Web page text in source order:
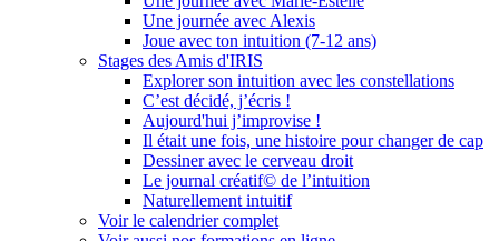
Une journée avec Alexis
Joue avec ton intuition (7-12 ans)
Stages des Amis d'IRIS
Explorer son intuition avec les constellations
C’est décidé, j’écris !
Aujourd'hui j’improvise !
Il était une fois, une histoire pour changer de cap
Dessiner avec le cerveau droit
Le journal créatif© de l’intuition
Naturellement intuitif
Voir le calendrier complet